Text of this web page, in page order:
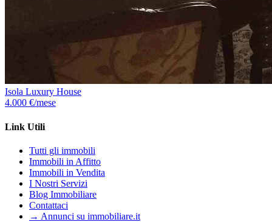
Isola Luxury House
4.000 €/mese
Link Utili
Tutti gli immobili
Immobili in Affitto
Immobili in Vendita
I Nostri Servizi
Blog Immobiliare
Contattaci
→ Annunci su immobiliare.it